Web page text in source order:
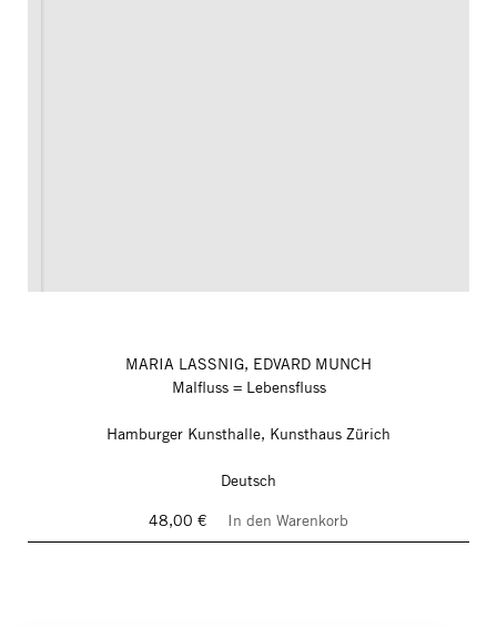
MARIA LASSNIG, EDVARD MUNCH
Malfluss = Lebensfluss
Hamburger Kunsthalle, Kunsthaus Zürich
Deutsch
48,00 €
In den Warenkorb